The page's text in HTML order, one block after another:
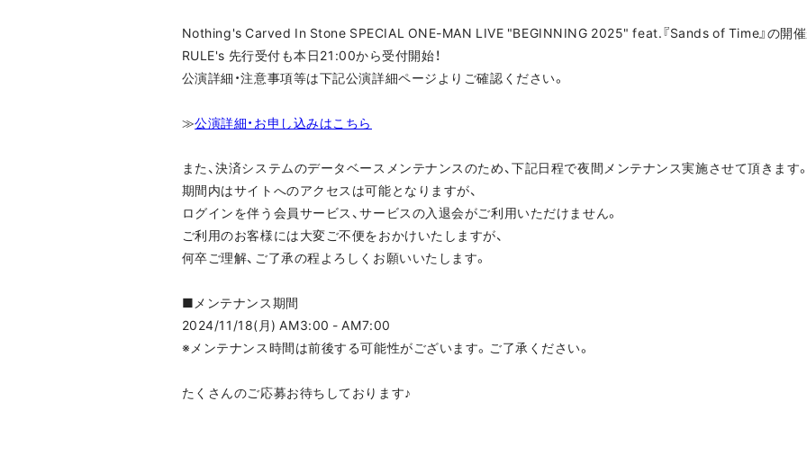
Nothing's Carved In Stone SPECIAL ONE-MAN LIVE "BEGINNING 2025" feat.『Sands of Time』の開催
RULE's 先行受付も本日21:00から受付開始！
公演詳細・注意事項等は下記公演詳細ページよりご確認ください。
≫公演詳細・お申し込みはこちら
また、決済システムのデータベースメンテナンスのため、下記日程で夜間メンテナンス実施させて頂きます。
期間内はサイトへのアクセスは可能となりますが、
ログインを伴う会員サービス、サービスの入退会がご利用いただけません。
ご利用のお客様には大変ご不便をおかけいたしますが、
何卒ご理解、ご了承の程よろしくお願いいたします。
■メンテナンス期間
2024/11/18(月) AM3:00 - AM7:00
※メンテナンス時間は前後する可能性がございます。ご了承ください。
たくさんのご応募お待ちしております♪